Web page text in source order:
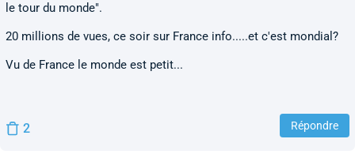
le tour du monde".
20 millions de vues, ce soir sur France info.....et c'est mondial?
Vu de France le monde est petit...
2 Répondre